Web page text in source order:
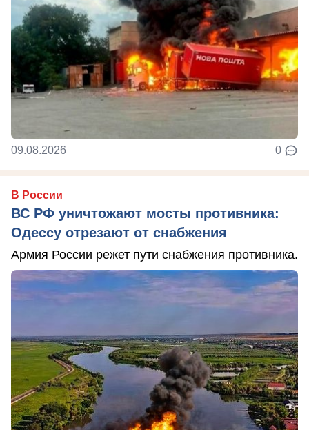
09.08.2026 0
В России
ВС РФ уничтожают мосты противника:
Одессу отрезают от снабжения
Армия России режет пути снабжения противника.